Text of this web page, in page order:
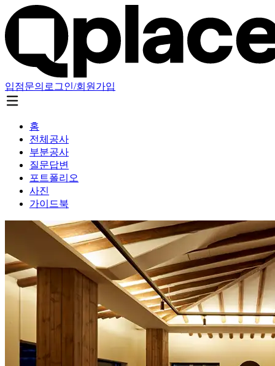
입점문의 로그인/회원가입
홈
전체공사
부분공사
질문답변
포트폴리오
사진
가이드북